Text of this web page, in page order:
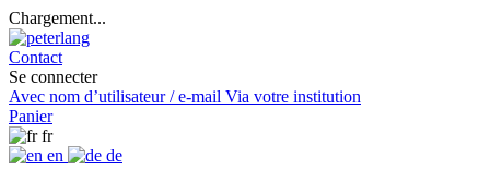
Chargement...
Contact
Se connecter
Avec nom d’utilisateur / e-mail Via votre institution
Panier
fr
en
de